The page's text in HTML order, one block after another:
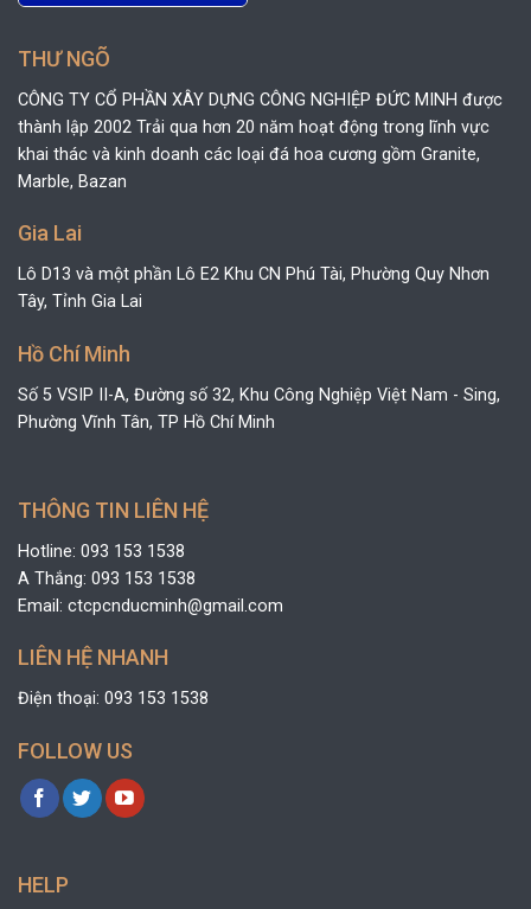
THƯ NGÕ
CÔNG TY CỔ PHẦN XÂY DỰNG CÔNG NGHIỆP ĐỨC MINH được
thành lập 2002 Trải qua hơn 20 năm hoạt động trong lĩnh vực
khai thác và kinh doanh các loại đá hoa cương gồm Granite,
Marble, Bazan
Gia Lai
Lô D13 và một phần Lô E2 Khu CN Phú Tài, Phường Quy Nhơn
Tây, Tỉnh Gia Lai
Hồ Chí Minh
Số 5 VSIP II-A, Đường số 32, Khu Công Nghiệp Việt Nam - Sing,
Phường Vĩnh Tân, TP Hồ Chí Minh
THÔNG TIN LIÊN HỆ
Hotline: 093 153 1538
A Thắng: 093 153 1538
Email: ctcpcnducminh@gmail.com
LIÊN HỆ NHANH
Điện thoại: 093 153 1538
FOLLOW US
HELP